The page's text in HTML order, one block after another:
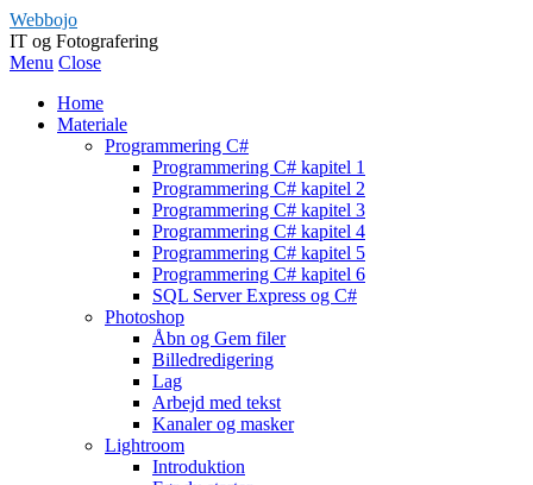
Webbojo
IT og Fotografering
Menu Close
Home
Materiale
Programmering C#
Programmering C# kapitel 1
Programmering C# kapitel 2
Programmering C# kapitel 3
Programmering C# kapitel 4
Programmering C# kapitel 5
Programmering C# kapitel 6
SQL Server Express og C#
Photoshop
Åbn og Gem filer
Billedredigering
Lag
Arbejd med tekst
Kanaler og masker
Lightroom
Introduktion